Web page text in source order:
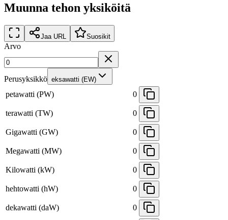
Muunna tehon yksiköitä
Jaa URL Suosikit
Arvo
Perusyksikkö eksawatti (EW)
petawatti (PW) 0
terawatti (TW) 0
Gigawatti (GW) 0
Megawatti (MW) 0
Kilowatti (kW) 0
hehtowatti (hW) 0
dekawatti (daW) 0